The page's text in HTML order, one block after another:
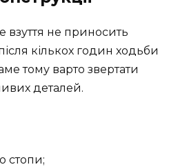
взуття не приносить
кількох годин ходьби
тому варто звертати
деталей.
стопи;